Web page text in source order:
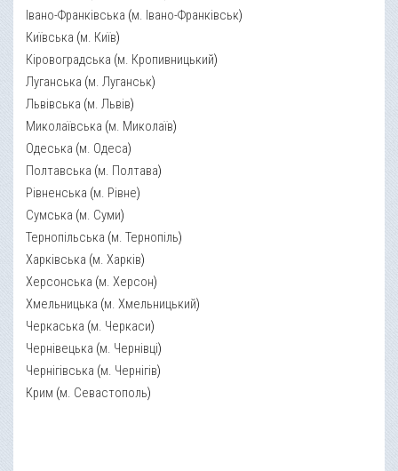
Івано-Франківська (м. Івано-Франківськ)
Київська (м. Київ)
Кіровоградська (м. Кропивницький)
Луганська (м. Луганськ)
Львівська (м. Львів)
Миколаївська (м. Миколаїв)
Одеська (м. Одеса)
Полтавська (м. Полтава)
Рівненська (м. Рівне)
Сумська (м. Суми)
Тернопільська (м. Тернопіль)
Харківська (м. Харків)
Херсонська (м. Херсон)
Хмельницька (м. Хмельницький)
Черкаська (м. Черкаси)
Чернівецька (м. Чернівці)
Чернігівська (м. Чернігів)
Крим (м. Севастополь)